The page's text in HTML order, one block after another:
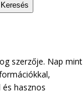
Keresés
szerzője. Nap mint
hasznos